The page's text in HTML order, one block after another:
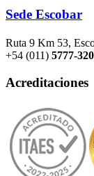
Sede Escobar
Ruta 9 Km 53,
+54 (011) 5777-
Acreditaciones